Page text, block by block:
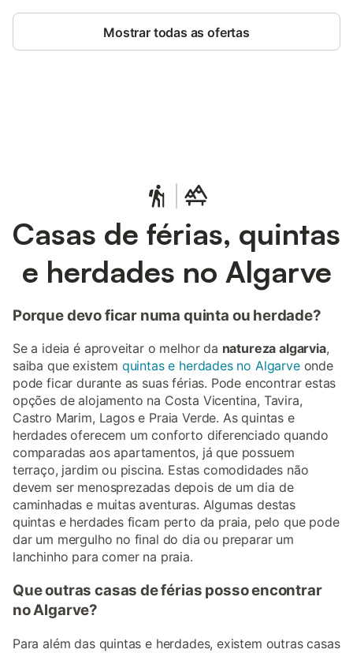
Mostrar todas as ofertas
Casas de férias, quintas
e herdades no Algarve
Porque devo ficar numa quinta ou herdade?
Se a ideia é aproveitar o melhor da natureza algarvia,
saiba que existem quintas e herdades no Algarveonde
pode ficar durante as suas férias. Pode encontrar estas
opções de alojamento na Costa Vicentina, Tavira,
Castro Marim, Lagos e Praia Verde. As quintas e
herdades oferecem um conforto diferenciado quando
comparadas aos apartamentos, já que possuem
terraço, jardim ou piscina. Estas comodidades não
devem ser menosprezadas depois de um dia de
caminhadas e muitas aventuras. Algumas destas
quintas e herdades ficam perto da praia, pelo que pode
dar um mergulho no final do dia ou preparar um
lanchinho para comer na praia.
Que outras casas de férias posso encontrar
no Algarve?
Para além das quintas e herdades, existem outras casas